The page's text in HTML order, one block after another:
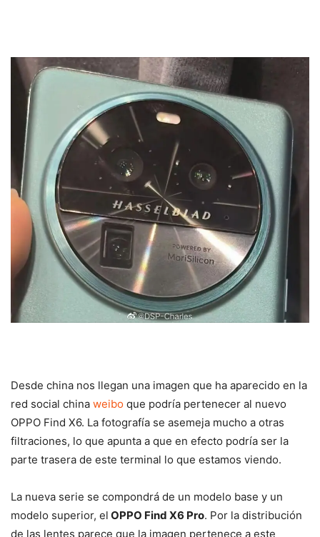
Desde china nos llegan una imagen que ha aparecido en la
red social china weibo que podría pertenecer al nuevo
OPPO Find X6. La fotografía se asemeja mucho a otras
filtraciones, lo que apunta a que en efecto podría ser la
parte trasera de este terminal lo que estamos viendo.
La nueva serie se compondrá de un modelo base y un
modelo superior, el OPPO Find X6 Pro. Por la distribución
de las lentes parece que la imagen pertenece a este